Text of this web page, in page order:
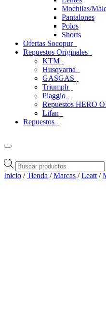
Mochilas/
Pantalones
Polos
Shorts
Ofertas Socopur
Repuestos Originales
KTM
Husqvarna
GASGAS
Triumph
Piaggio
Repuestos HERO
Lifan
Repuestos
Búsqueda
de
productos
Inicio /Tienda /Marcas /Leatt /